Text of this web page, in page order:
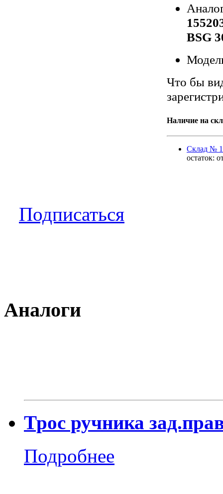
BSG
Что бы
Наличие на
Cклад № 1
остаток:
Подписаться
Аналоги
Трос ручника
Подробнее